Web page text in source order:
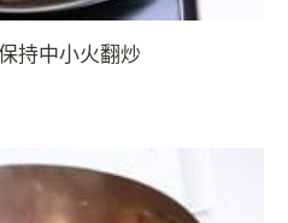
持中小火翻炒